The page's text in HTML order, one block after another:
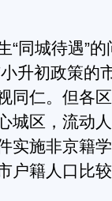
城待遇”的
升初政策的
同仁。但各
城区，流动
实施非京籍
户籍人口比